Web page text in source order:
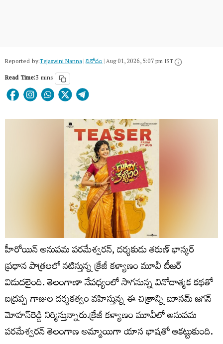
Reported by:Tejaswini Nanna|వినోదం|Aug 01, 2026, 5:07 pm IST
Read Time:3 mins
హీరోయిన్ అనుపమ పరమేశ్వరన్, దర్శకుడు తరుణ్ భాస్కర్
ప్రధాన పాత్రలలో నటిస్తున్న క్రేజీ కళ్యాణం మూవీ టీజర్
విడుదలైంది. తెలంగాణా నేపధ్యంలో సాగనున్న వినోదాత్మక కథతో
బద్రప్ప గాజుల దర్శకత్వం వహిస్తున్న ఈ చిత్రాన్ని బూసమ్ జగన్
మోహన్‌రెడ్డి నిర్మిస్తున్నారు.క్రేజీ కళ్యాణం మూవీలో అనుపమ
పరమేశ్వరన్ తెలంగాణ అమ్మాయిగా యాస భాషతో ఆకట్టుకుంది.